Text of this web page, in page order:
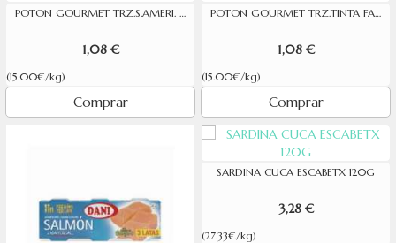
POTON GOURMET TRZ.S.AMERI. FA.72
1,08 €
(15.00€/kg)
Comprar
POTON GOURMET TRZ.TINTA FA.72G
1,08 €
(15.00€/kg)
Comprar
SARDINA CUCA ESCABETX 120G
3,28 €
(27.33€/kg)